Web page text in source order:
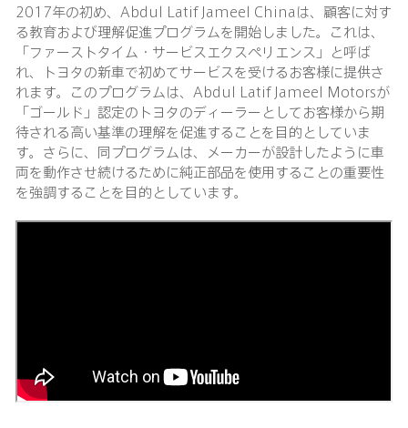
2017年の初め、Abdul Latif Jameel Chinaは、顧客に対す
る教育および理解促進プログラムを開始しました。これは、
「ファーストタイム・サービスエクスペリエンス」と呼ば
れ、トヨタの新車で初めてサービスを受けるお客様に提供さ
れます。このプログラムは、Abdul Latif Jameel Motorsが
「ゴールド」認定のトヨタのディーラーとしてお客様から期
待される高い基準の理解を促進することを目的としていま
す。さらに、同プログラムは、メーカーが設計したように車
両を動作させ続けるために純正部品を使用することの重要性
を強調することを目的としています。